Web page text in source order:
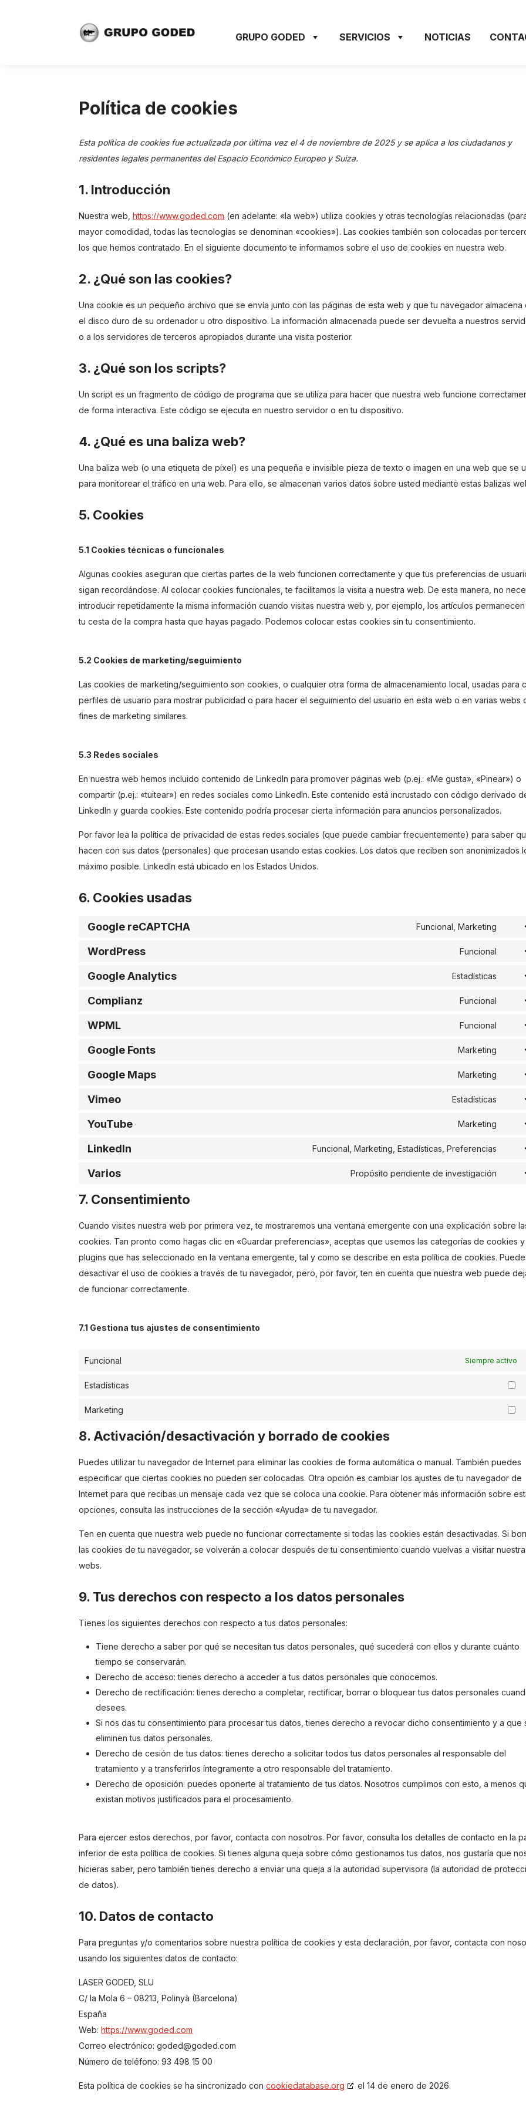
GRUPO GODED SERVICIOS NOTICIAS
Política de cookies
Esta política de cookies fue actualizada por última vez el 4 de noviembre de 2025 y se aplica a los ciudadanos y
residentes legales permanentes del Espacio Económico Europeo y Suiza.
1. Introducción
Nuestra web,https://www.goded.com (en adelante: «la web») utiliza cookies y otras tecnologías relacionadas
mayor comodidad, todas las tecnologías se denominan «cookies»). Las cookies también son colocadas por
los que hemos contratado. En el siguiente documento te informamos sobre el uso de cookies en nuestra web.
2. ¿Qué son las cookies?
Una cookie es un pequeño archivo que se envía junto con las páginas de esta web y que tu navegador almacena
el disco duro de su ordenador u otro dispositivo. La información almacenada puede ser devuelta a nuestros
o a los servidores de terceros apropiados durante una visita posterior.
3. ¿Qué son los scripts?
Un script es un fragmento de código de programa que se utiliza para hacer que nuestra web funcione
de forma interactiva. Este código se ejecuta en nuestro servidor o en tu dispositivo.
4. ¿Qué es una baliza web?
Una baliza web (o una etiqueta de píxel) es una pequeña e invisible pieza de texto o imagen en una web que se
para monitorear el tráfico en una web. Para ello, se almacenan varios datos sobre usted mediante estas balizas
5. Cookies
5.1 Cookies técnicas o funcionales
Algunas cookies aseguran que ciertas partes de la web funcionen correctamente y que tus preferencias de
sigan recordándose. Al colocar cookies funcionales, te facilitamos la visita a nuestra web. De esta manera, no
introducir repetidamente la misma información cuando visitas nuestra web y, por ejemplo, los artículos
tu cesta de la compra hasta que hayas pagado. Podemos colocar estas cookies sin tu consentimiento.
5.2 Cookies de marketing/seguimiento
Las cookies de marketing/seguimiento son cookies, o cualquier otra forma de almacenamiento local, usadas para
perfiles de usuario para mostrar publicidad o para hacer el seguimiento del usuario en esta web o en varias webs
fines de marketing similares.
5.3 Redes sociales
En nuestra web hemos incluido contenido de LinkedIn para promover páginas web (p.ej.: «Me gusta», «Pinear») o
compartir (p.ej.: «tuitear») en redes sociales como LinkedIn. Este contenido está incrustado con código derivado
LinkedIn y guarda cookies. Este contenido podría procesar cierta información para anuncios personalizados.
Por favor lea la política de privacidad de estas redes sociales (que puede cambiar frecuentemente) para saber
hacen con sus datos (personales) que procesan usando estas cookies. Los datos que reciben son anonimizados
máximo posible. LinkedIn está ubicado en los Estados Unidos.
6. Cookies usadas
Google reCAPTCHA Funcional, Marketing
WordPress Funcional
Google Analytics Estadísticas
Complianz Funcional
WPML Funcional
Google Fonts Marketing
Google Maps Marketing
maps
Vimeo Estadísticas
YouTube Marketing
LinkedIn Funcional, Marketing, Estadísticas, Preferencias
Varios Propósito pendiente de investigación
7. Consentimiento
Cuando visites nuestra web por primera vez, te mostraremos una ventana emergente con una explicación sobre
cookies. Tan pronto como hagas clic en «Guardar preferencias», aceptas que usemos las categorías de cookies y
plugins que has seleccionado en la ventana emergente, tal y como se describe en esta política de cookies.
desactivar el uso de cookies a través de tu navegador, pero, por favor, ten en cuenta que nuestra web puede
de funcionar correctamente.
7.1 Gestiona tus ajustes de consentimiento
Funcional Siempre activo
Estadísticas
Marketing
8. Activación/desactivación y borrado de cookies
Puedes utilizar tu navegador de Internet para eliminar las cookies de forma automática o manual. También puedes
especificar que ciertas cookies no pueden ser colocadas. Otra opción es cambiar los ajustes de tu navegador de
Internet para que recibas un mensaje cada vez que se coloca una cookie. Para obtener más información sobre
opciones, consulta las instrucciones de la sección «Ayuda» de tu navegador.
Ten en cuenta que nuestra web puede no funcionar correctamente si todas las cookies están desactivadas. Si
las cookies de tu navegador, se volverán a colocar después de tu consentimiento cuando vuelvas a visitar
webs.
9. Tus derechos con respecto a los datos personales
Tienes los siguientes derechos con respecto a tus datos personales:
Tiene derecho a saber por qué se necesitan tus datos personales, qué sucederá con ellos y durante cuánto
tiempo se conservarán.
Derecho de acceso: tienes derecho a acceder a tus datos personales que conocemos.
Derecho de rectificación: tienes derecho a completar, rectificar, borrar o bloquear tus datos personales
desees.
Si nos das tu consentimiento para procesar tus datos, tienes derecho a revocar dicho consentimiento y a que
eliminen tus datos personales.
Derecho de cesión de tus datos: tienes derecho a solicitar todos tus datos personales al responsable del
tratamiento y a transferirlos íntegramente a otro responsable del tratamiento.
Derecho de oposición: puedes oponerte al tratamiento de tus datos. Nosotros cumplimos con esto, a menos
existan motivos justificados para el procesamiento.
Para ejercer estos derechos, por favor, contacta con nosotros. Por favor, consulta los detalles de contacto en la
inferior de esta política de cookies. Si tienes alguna queja sobre cómo gestionamos tus datos, nos gustaría que
hicieras saber, pero también tienes derecho a enviar una queja a la autoridad supervisora (la autoridad de
de datos).
10. Datos de contacto
Para preguntas y/o comentarios sobre nuestra política de cookies y esta declaración, por favor, contacta con
usando los siguientes datos de contacto:
LASER GODED, SLU
C/ la Mola 6 – 08213, Polinyà (Barcelona)
España
Web:https://www.goded.com
Correo electrónico:goded@goded.com
Número de teléfono: 93 498 15 00
Esta política de cookies se ha sincronizado concookiedatabase.org el 14 de enero de 2026.